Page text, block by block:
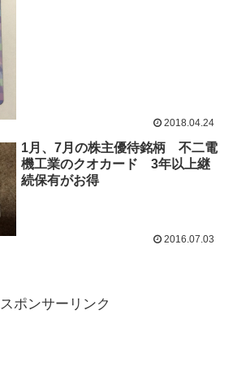
2018.04.24
1月、7月の株主優待銘柄 不二電
機工業のクオカード 3年以上継
続保有がお得
2016.07.03
スポンサーリンク